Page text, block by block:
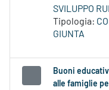
SVILUPPO
Tipologia:
GIUNTA
Buoni
alle famiglie